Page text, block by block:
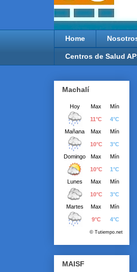
Home
Centros de Salud
Machalí
MAISF